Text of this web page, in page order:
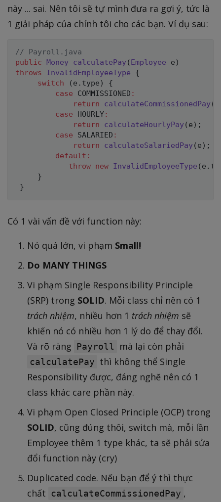
này ... sai. Nên tôi sẽ tự mình đưa ra gợi ý, tức là
1 giải pháp của chính tôi cho các bạn. Ví dụ sau:
// Payroll.java
public Money calculatePay ( Employee e )
throws
InvalidEmployeeType
{
switch
( e . type )
{
case COMMISSIONED :
return
calculateCommissionedPay (
case HOURLY:
return
calculateHourlyPay ( e ) ;
case SALARIED :
return
calculateSalariedPay ( e ) ;
default :
throw new InvalidEmployeeType ( e .
}
}
Có 1 vài vấn đề với function này:
Nó quá lớn, vi phạm Small!
Do MANY THINGS
Vi phạm Single Responsibility Principle
(SRP) trong SOLID. Mỗi class chỉ nên có 1
trách nhiệm, nhiều hơn 1 trách nhiệm sẽ
khiến nó có nhiều hơn 1 lý do để thay đổi.
Và rõ ràng Payroll mà lại còn phải
calculatePay thì không thể Single
Responsibility được, đáng nghẽ nên có 1
class khác care phần này.
Vi phạm Open Closed Principle (OCP) trong
SOLID, cũng đúng thôi, switch mà, mỗi lần
Employee thêm 1 type khác, ta sẽ phải sửa
đổi function này (cry)
Duplicated code. Nếu bạn để ý thì thực
chất calculateCommissionedPay ,